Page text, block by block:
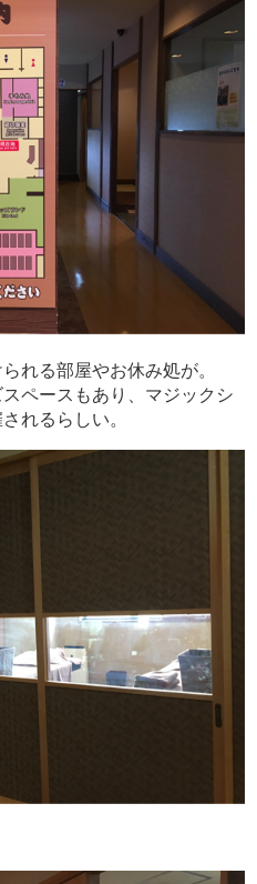
れる部屋やお休み処が。
ペースもあり、マジックシ
れるらしい。